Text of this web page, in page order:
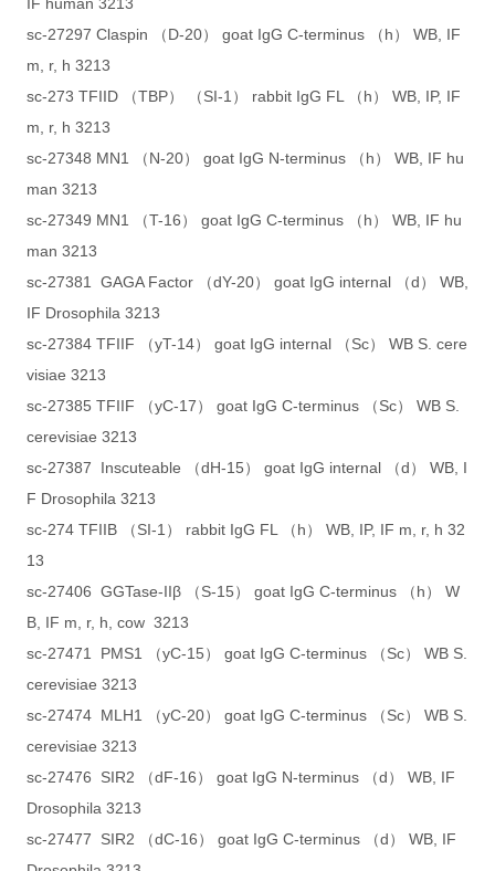
sc-27297 Claspin （D-20） goat IgG C-terminus （h） WB, IF
m, r, h 3213
sc-273 TFIID （TBP） （SI-1） rabbit IgG FL （h） WB, IP, IF
m, r, h 3213
sc-27348 MN1 （N-20） goat IgG N-terminus （h） WB, IF hu
man 3213
sc-27349 MN1 （T-16） goat IgG C-terminus （h） WB, IF hu
man 3213
sc-27381 GAGA Factor （dY-20） goat IgG internal （d） WB,
IF Drosophila 3213
sc-27384 TFIIF （yT-14） goat IgG internal （Sc） WB S. cere
visiae 3213
sc-27385 TFIIF （yC-17） goat IgG C-terminus （Sc） WB S.
cerevisiae 3213
sc-27387 Inscuteable （dH-15） goat IgG internal （d） WB, I
F Drosophila 3213
sc-274 TFIIB （SI-1） rabbit IgG FL （h） WB, IP, IF m, r, h 32
13
sc-27406 GGTase-IIβ （S-15） goat IgG C-terminus （h） W
B, IF m, r, h, cow 3213
sc-27471 PMS1 （yC-15） goat IgG C-terminus （Sc） WB S.
cerevisiae 3213
sc-27474 MLH1 （yC-20） goat IgG C-terminus （Sc） WB S.
cerevisiae 3213
sc-27476 SIR2 （dF-16） goat IgG N-terminus （d） WB, IF
Drosophila 3213
sc-27477 SIR2 （dC-16） goat IgG C-terminus （d） WB, IF